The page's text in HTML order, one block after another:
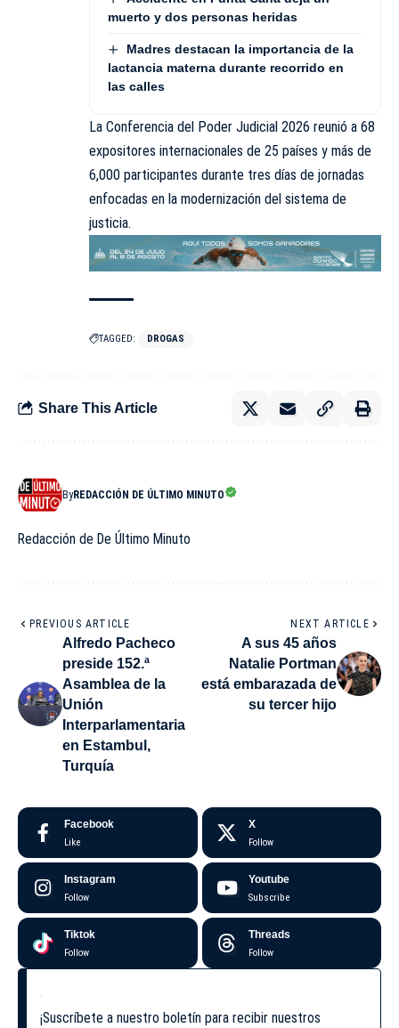
muerto y dos personas heridas
Madres destacan la importancia de la
lactancia materna durante recorrido en
las calles
La Conferencia del Poder Judicial 2026 reunió a 68
expositores internacionales de 25 países y más de
6,000 participantes durante tres días de jornadas
enfocadas en la modernización del sistema de
justicia.
TAGGED: DROGAS
Share This Article
ByREDACCIÓN DE ÚLTIMO MINUTO
Redacción de De Último Minuto
PREVIOUS ARTICLE
Alfredo Pacheco
preside 152.ª
Asamblea de la
Unión
Interparlamentaria
en Estambul,
Turquía
NEXT ARTICLE
A sus 45 años
Natalie Portman
está embarazada de
su tercer hijo
Facebook
Like
X
Follow
Instagram
Follow
Youtube
Subscribe
Tiktok
Follow
Threads
Follow
¡Suscríbete a nuestro boletín para recibir nuestros